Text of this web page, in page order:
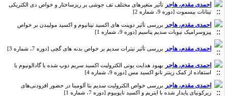
احمدی مقدم، هاجر تأثیر متغیرهای مختلف تف جوشی بر ریزساختار و خواص دی الکتریکی
تیتانات بیسموت [دوره 9، شماره 2]
احمدی مقدم، هاجر بررسی تأثیر دوپنت های اکسید تیتانیوم و اکسید مولیبدن بر خواص
پیزوسرامیک نیوبات سدیم پتاسیم [دوره 9، شماره 1]
احمدی مقدم، هاجر بررسی تأثیر نیترات سدیم بر خواص بدنه های گچی [دوره 7، شماره 3]
احمدی مقدم، هاجر بهبود هدایت یونی الکترولیت اکسید سریم دوپ شده با گادالونیوم با
استفاده از کمک زینتر نانو اکسید مس [دوره 9، شماره 4]
احمدی مقدم، هاجر بررسی خواص الکترولیت سدیم بتا آلومینا در حضور افزودنی‌های
زیرکونیای پایدار شده با ایتریم و اکسید نایوبیوم [دوره 7، شماره 1]